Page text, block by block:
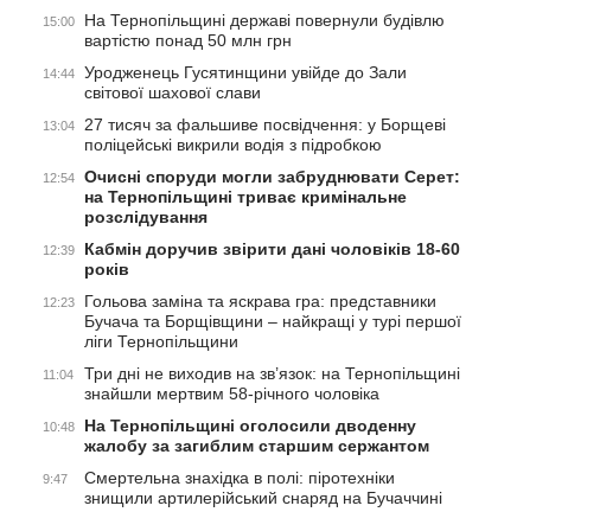
15:00
На Тернопільщині державі повернули будівлю
вартістю понад 50 млн грн
14:44
Уродженець Гусятинщини увійде до Зали
світової шахової слави
13:04
27 тисяч за фальшиве посвідчення: у Борщеві
поліцейські викрили водія з підробкою
12:54
Очисні споруди могли забруднювати Серет:
на Тернопільщині триває кримінальне
розслідування
12:39
Кабмін доручив звірити дані чоловіків 18-60
років
12:23
Гольова заміна та яскрава гра: представники
Бучача та Борщівщини – найкращі у турі першої
ліги Тернопільщини
11:04
Три дні не виходив на зв’язок: на Тернопільщині
знайшли мертвим 58-річного чоловіка
10:48
На Тернопільщині оголосили дводенну
жалобу за загиблим старшим сержантом
9:47
Смертельна знахідка в полі: піротехніки
знищили артилерійський снаряд на Бучаччині